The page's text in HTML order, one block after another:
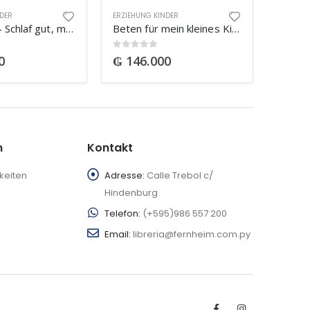
Babywise – Schlaf gut, mein kleiner Schatz
ERZIEHUNG KINDER
Beten für mein kleines Kind
0out of 5
₲ 146.000
Kontakt
Adresse: Calle Trebol c/
Hindenburg
Telefon: (+595)986 557 200
Email: libreria@fernheim.com.py